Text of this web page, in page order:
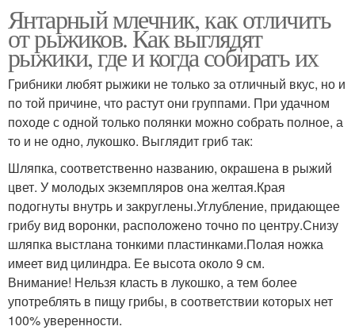
Янтарный млечник, как отличить
от рыжиков. Как выглядят
рыжики, где и когда собирать их
Грибники любят рыжики не только за отличный вкус, но и
по той причине, что растут они группами. При удачном
походе с одной только полянки можно собрать полное, а
то и не одно, лукошко. Выглядит гриб так:
Шляпка, соответственно названию, окрашена в рыжий
цвет. У молодых экземпляров она желтая.Края
подогнуты внутрь и закруглены.Углубление, придающее
грибу вид воронки, расположено точно по центру.Снизу
шляпка выстлана тонкими пластинками.Полая ножка
имеет вид цилиндра. Ее высота около 9 см.
Внимание! Нельзя класть в лукошко, а тем более
употреблять в пищу грибы, в соответствии которых нет
100% уверенности.